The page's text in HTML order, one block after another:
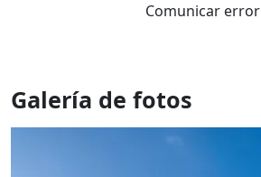
Comunicar error
Galería de fotos